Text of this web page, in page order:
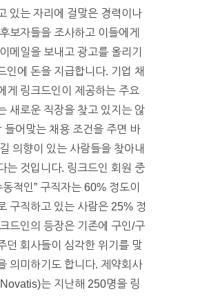
있는 자리에 걸맞은 경력이나
보자들을 조사하고 이들에게
메일을 보내고 광고를 올리기
인에 돈을 지급합니다. 기업 채
게 링크드인이 제공하는 주요
새로운 직장을 찾고 있지는 않
들어맞는 채용 조건을 주면 바
의향이 있는 사람들을 찾아내
는 것입니다. 링크드인 회원 중
동적인” 구직자는 60% 정도이
구직하고 있는 사람은 25% 정
드인의 등장은 기존에 구인/구
던 회사들이 심각한 위기를 맞
의미하기도 합니다. 제약회사
는 지난해 250명을 링